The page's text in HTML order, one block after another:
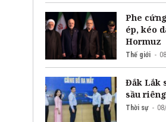
Phe
ép, kéo
Hormuz
Thế giới
Đắk Lắk
sầu
Thời sự